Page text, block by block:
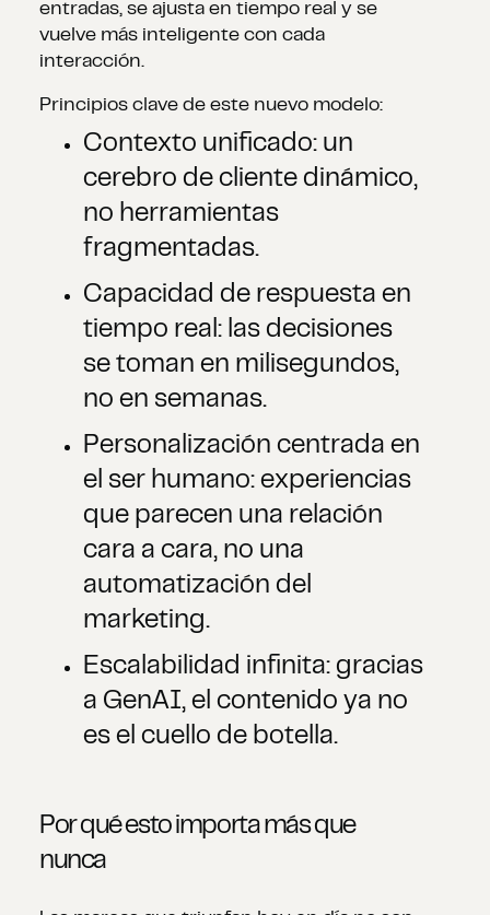
entradas, se ajusta en tiempo real y se
vuelve más inteligente con cada
interacción.
Principios clave de este nuevo modelo:
Contexto unificado: un
cerebro de cliente dinámico,
no herramientas
fragmentadas.
Capacidad de respuesta en
tiempo real: las decisiones
se toman en milisegundos,
no en semanas.
Personalización centrada en
el ser humano: experiencias
que parecen una relación
cara a cara, no una
automatización del
marketing.
Escalabilidad infinita: gracias
a GenAI, el contenido ya no
es el cuello de botella.
Por qué esto importa más que
nunca